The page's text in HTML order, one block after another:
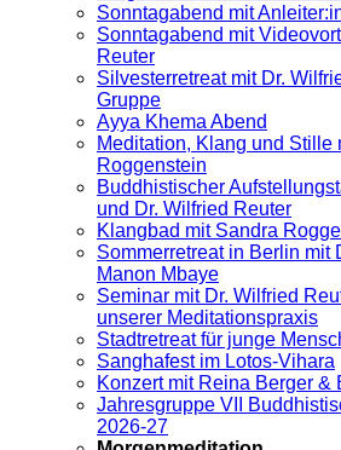
Sonntagabend mit
Sonntagabend mit
Reuter
Silvesterretreat mit Dr.
Gruppe
Ayya Khema Abend
Meditation, Klang und Stille
Roggenstein
Buddhistischer
und Dr. Wilfried Reuter
Klangbad mit Sandra
Sommerretreat in Berlin mit
Manon Mbaye
Seminar mit Dr. Wilfried
unserer Meditationspraxis
Stadtretreat für junge
Sanghafest im Lotos-Vihara
Konzert mit Reina Berger &
Jahresgruppe VII
2026-27